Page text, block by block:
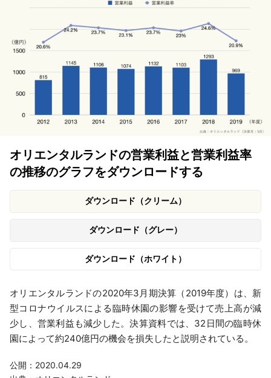
オリエンタルランドの営業利益と営業利益率
の推移のグラフをダウンロードする
ダウンロード（クリーム）
ダウンロード（グレー）
ダウンロード（ホワイト）
オリエンタルランドの2020年3月期決算（2019年度）は、新
型コロナウイルスによる臨時休園の影響を受けて売上高が減
少し、営業利益も減少した。決算資料では、32日間の臨時休
園によって約240億円の機会を損失したと説明されている。
公開：2020.04.29